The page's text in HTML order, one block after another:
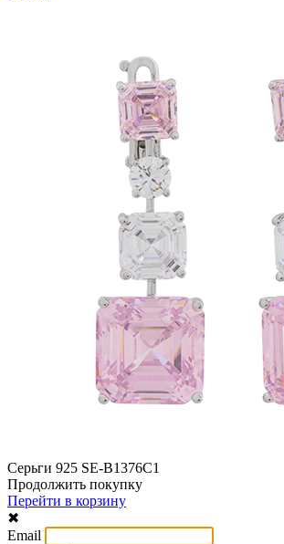
Серьги 925 SE-B1376C1
Продолжить покупку
Перейти в корзину
✖
Email